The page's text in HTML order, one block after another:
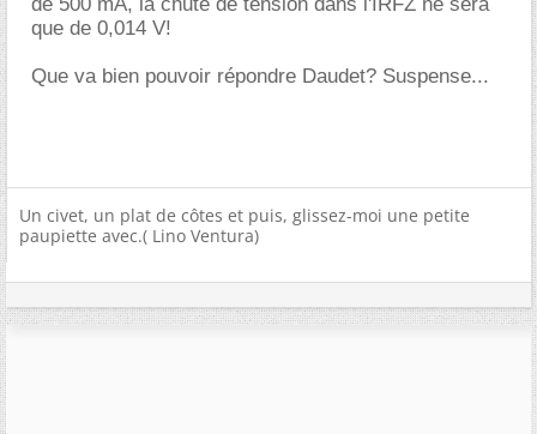
que de 0,014 V!
Que va bien pouvoir répondre Daudet? Suspense...
Un civet, un plat de côtes et puis, glissez-moi une petite
paupiette avec.( Lino Ventura)